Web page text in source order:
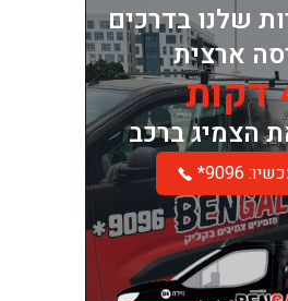
שלנו בדרכים
ארצית
הצמיג ברכב
9096